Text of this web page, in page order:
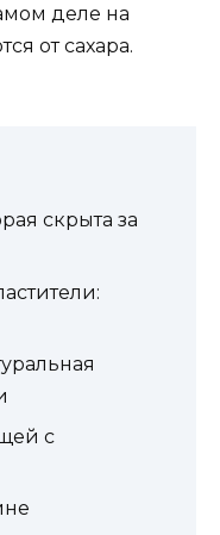
деле на
от сахара.
скрыта за
с